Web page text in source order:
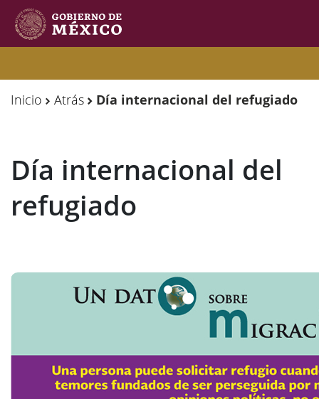
de
Y
Movilidades
Humanas
de
Y
Movilidades
Humanas
Inicio Atrás Día internacional del refugiado
Día internacional del
refugiado